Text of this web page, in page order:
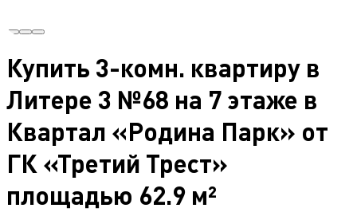
Купить 3-комн. квартиру в
Литере 3 №68 на 7 этаже в
Квартал «Родина Парк» от
ГК «Третий Трест»
площадью 62.9 м²